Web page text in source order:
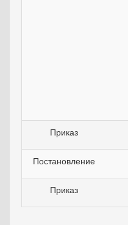
Приказ
Постановление
Приказ